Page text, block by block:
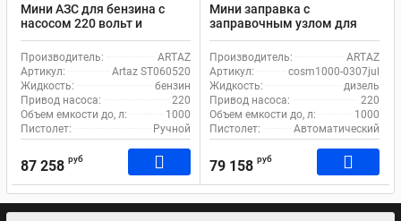
Мини АЗС для бензина с
насосом 220 вольт и
счетчиком Artaz ST060520
Производитель:
ARTAZ
Артикул:
Artaz ST060520
Жидкость:
бензин
Привод насоса:
220
Объем емкости до, л:
1000
Пистолет:
Ручной
87 258 руб
Мини заправка с
заправочным узлом для
дизельного топлива 220в
Artaz cosm1000-0307jul с
автоматическим
пистолетом
Производитель:
ARTAZ
Артикул:
cosm1000-0307jul
Жидкость:
дизель
Привод насоса:
220
Объем емкости до, л:
1000
Пистолет:
Автоматический
79 158 руб